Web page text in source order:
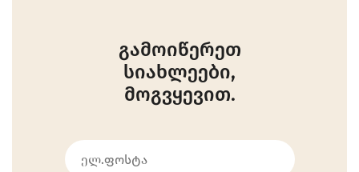
გამოიწერეთ
სიახლეები,
მოგვყევით.